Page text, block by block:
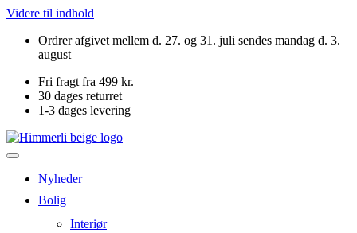
Videre til indhold
Ordrer afgivet mellem d. 27. og 31. juli sendes mandag d. 3.
august
Fri fragt fra 499 kr.
30 dages returret
1-3 dages levering
Nyheder
Bolig
Interiør